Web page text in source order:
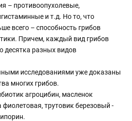
– противоопухолевые,
и т.д. Но то, что
всего – способность грибов
Причем, каждый вид грибов
десятка разных видов
исследованиями уже доказаны
многих грибов.
агроцибин, масленок
трутовик березовый -